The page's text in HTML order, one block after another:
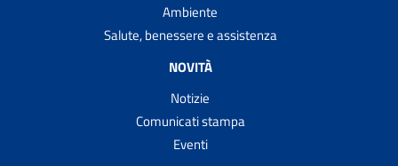
Ambiente
Salute, benessere e assistenza
NOVITÀ
Notizie
Comunicati stampa
Eventi